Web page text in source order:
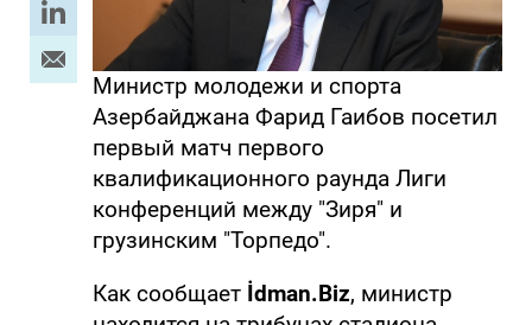
Министр молодежи и спорта
Азербайджана Фарид Гаибов посетил
первый матч первого
квалификационного раунда Лиги
конференций между "Зиря" и
грузинским "Торпедо".
Как сообщает İdman.Biz, министр